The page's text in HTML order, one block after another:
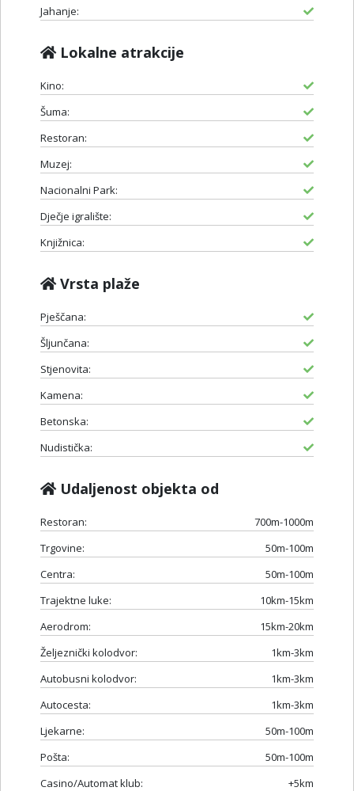
Jahanje:
Lokalne atrakcije
Kino:
Šuma:
Restoran:
Muzej:
Nacionalni Park:
Dječje igralište:
Knjižnica:
Vrsta plaže
Pješčana:
Šljunčana:
Stjenovita:
Kamena:
Betonska:
Nudistička:
Udaljenost objekta od
Restoran:
700m-1000m
Trgovine:
50m-100m
Centra:
50m-100m
Trajektne luke:
10km-15km
Aerodrom:
15km-20km
Željeznički kolodvor:
1km-3km
Autobusni kolodvor:
1km-3km
Autocesta:
1km-3km
Ljekarne:
50m-100m
Pošta:
50m-100m
Casino/Automat klub:
+5km